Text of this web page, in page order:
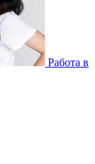
Работа в